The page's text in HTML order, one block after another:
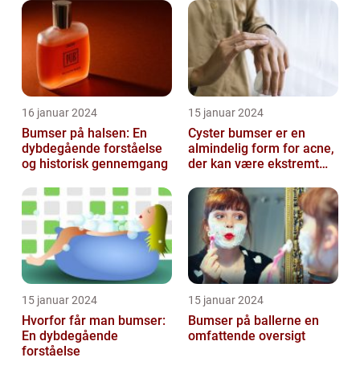
16 januar 2024
Bumser på halsen: En
dybdegående forståelse
og historisk gennemgang
15 januar 2024
Cyster bumser er en
almindelig form for acne,
der kan være ekstremt
belastende for d...
15 januar 2024
Hvorfor får man bumser:
En dybdegående
forståelse
15 januar 2024
Bumser på ballerne en
omfattende oversigt